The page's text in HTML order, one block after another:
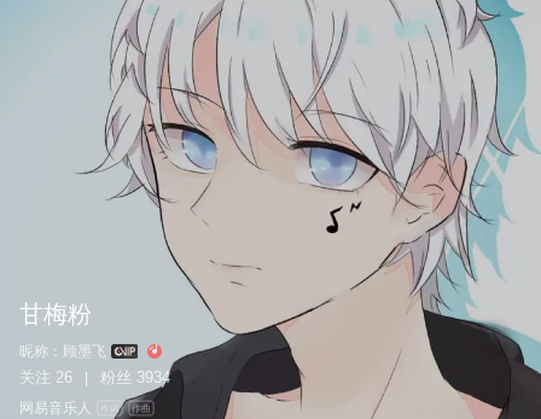
甘梅粉
昵称： 顾墨飞
关注 26 粉丝 3934
网易音乐人 作词 作曲